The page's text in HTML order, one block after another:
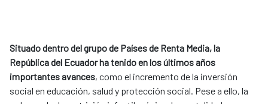
Situado dentro del grupo de Países de Renta Media, la
República del Ecuador ha tenido en los últimos años
importantes avances, como el incremento de la inversión
social en educación, salud y protección social. Pese a ello, la